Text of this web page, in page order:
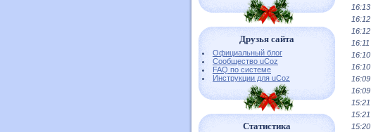
Друзья сайта
Официальный блог
Сообщество uCoz
FAQ по системе
Инструкции для uCoz
Статистика
16:13
16:12
16:12
16:11
16:10
16:10
16:09
16:09
15:21
15:21
15:20